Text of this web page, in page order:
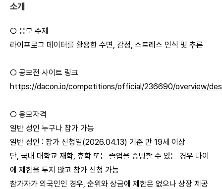
소개
○ 응모 주제
라이프로그 데이터를 활용한 수면, 감정, 스트레스 인식 및 추론
○ 공모전 사이트 링크
https://dacon.io/competitions/official/236690/overview/
○ 응모자격
일반 성인 누구나 참가 가능
일반 성인 : 참가 신청일(2026.04.13) 기준 만 19세 이상
단, 국내 대학교 재학, 휴학 또는 졸업을 증빙할 수 있는 경우 나이
에 제한을 두지 않고 참가 신청 가능
참가자가 외국인인 경우, 순위와 상금에 제한은 없으나 상장 제공